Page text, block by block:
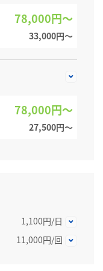
78,000円～
33,000円〜
78,000円～
27,500円〜
1,100円/日
11,000円/回